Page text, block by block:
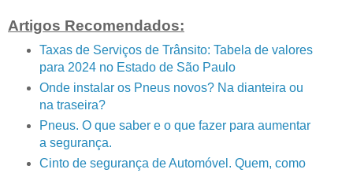
Artigos Recomendados:
Taxas de Serviços de Trânsito: Tabela de valores
para 2024 no Estado de São Paulo
Onde instalar os Pneus novos? Na dianteira ou
na traseira?
Pneus. O que saber e o que fazer para aumentar
a segurança.
Cinto de segurança de Automóvel. Quem, como